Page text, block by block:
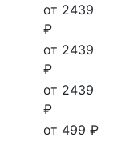
от 2439
₽
от 2439
₽
от 2439
₽
от 499 ₽